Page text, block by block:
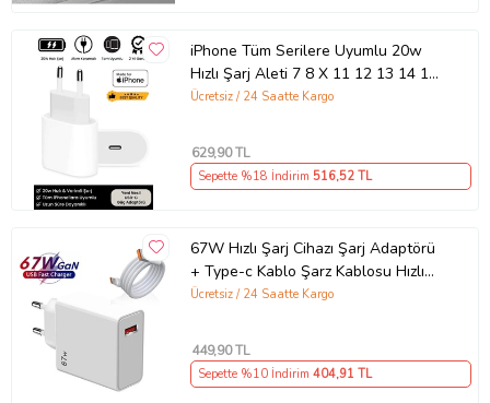
iPhone Tüm Serilere Uyumlu 20w
Hızlı Şarj Aleti 7 8 X 11 12 13 14 15
16 İçin Type-C Girişli Adaptör
Ücretsiz / 24 Saatte Kargo
629,90 TL
Sepette %18 İndirim 516,52 TL
67W Hızlı Şarj Cihazı Şarj Adaptörü
+ Type-c Kablo Şarz Kablosu Hızlı
Şarj Seti Tüm Telefonlara Uyumlu
Kablosu Sarz Cihazi (Beyaz)
Ücretsiz / 24 Saatte Kargo
449,90 TL
Sepette %10 İndirim 404,91 TL